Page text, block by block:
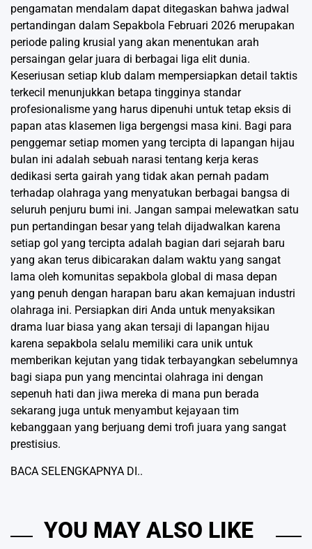
pengamatan mendalam dapat ditegaskan bahwa jadwal
pertandingan dalam Sepakbola Februari 2026 merupakan
periode paling krusial yang akan menentukan arah
persaingan gelar juara di berbagai liga elit dunia.
Keseriusan setiap klub dalam mempersiapkan detail taktis
terkecil menunjukkan betapa tingginya standar
profesionalisme yang harus dipenuhi untuk tetap eksis di
papan atas klasemen liga bergengsi masa kini. Bagi para
penggemar setiap momen yang tercipta di lapangan hijau
bulan ini adalah sebuah narasi tentang kerja keras
dedikasi serta gairah yang tidak akan pernah padam
terhadap olahraga yang menyatukan berbagai bangsa di
seluruh penjuru bumi ini. Jangan sampai melewatkan satu
pun pertandingan besar yang telah dijadwalkan karena
setiap gol yang tercipta adalah bagian dari sejarah baru
yang akan terus dibicarakan dalam waktu yang sangat
lama oleh komunitas sepakbola global di masa depan
yang penuh dengan harapan baru akan kemajuan industri
olahraga ini. Persiapkan diri Anda untuk menyaksikan
drama luar biasa yang akan tersaji di lapangan hijau
karena sepakbola selalu memiliki cara unik untuk
memberikan kejutan yang tidak terbayangkan sebelumnya
bagi siapa pun yang mencintai olahraga ini dengan
sepenuh hati dan jiwa mereka di mana pun berada
sekarang juga untuk menyambut kejayaan tim
kebanggaan yang berjuang demi trofi juara yang sangat
prestisius.
BACA SELENGKAPNYA DI..
YOU MAY ALSO LIKE